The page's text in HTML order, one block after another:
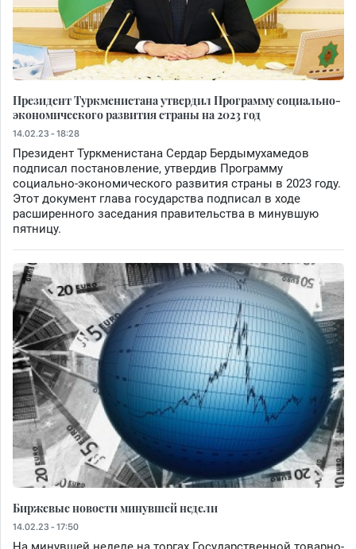
Президент Туркменистана утвердил Программу социально-
экономического развития страны на 2023 год
14.02.23 - 18:28
Президент Туркменистана Сердар Бердымухамедов
подписал постановление, утвердив Программу
социально-экономического развития страны в 2023 году.
Этот документ глава государства подписал в ходе
расширенного заседания правительства в минувшую
пятницу.
Биржевые новости минувшей недели
14.02.23 - 17:50